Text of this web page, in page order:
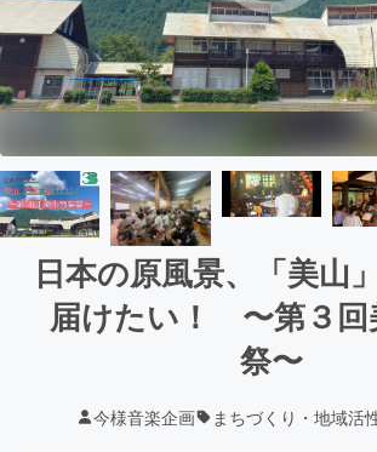
日本の原風景、「美山
届けたい！ 〜第３回
祭〜
今様音楽企画 まちづくり・地域活